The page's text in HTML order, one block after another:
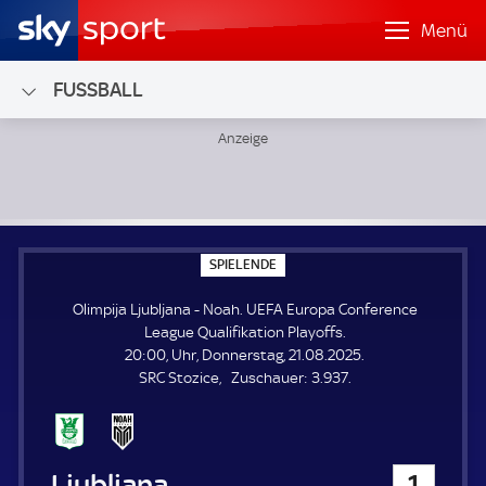
Menü
FUSSBALL
SPIELENDE
P
E
E
N
E
Olimpija Ljubljana - Noah. UEFA Europa Conference
League Qualifikation Playoffs.
20:00, Uhr, Donnerstag, 21.08.2025.
SRC Stozice
Zuschauer: Z
3.937.